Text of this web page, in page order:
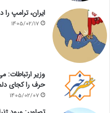
ایران، ترامپ
1405/02/17
وزیر ارتباطات:
حرف را کجای
1405/02/07